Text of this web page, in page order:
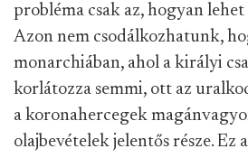
probléma csak az, hogyan
Azon nem csodálkozhatunk,
monarchiában, ahol a királyi
korlátozza semmi, ott az
a koronahercegek
olajbevételek jelentős része. Ez